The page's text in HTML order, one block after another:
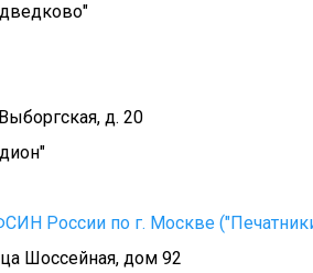
д. 20
России по г. Москве
Шоссейная, дом 92